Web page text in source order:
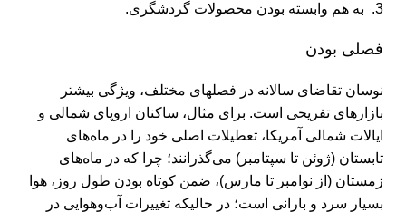
به هم وابسته ‎‌بودن محصولات گردشگری.
فصلی ‎بودن
نوسان تقاضای سالانه در فصل‎های مختلف، ویژگی بیشتر
بازارهای تفریحی است. برای مثال، ساکنان اروپای شمالی و
ایالات شمالی آمریکا، تعطیلات اصلی خود را در ماه‌های
تابستان (ژوئن تا سپتامبر) می‌گذرانند؛ چرا که در ماه‌های
زمستان (از نوامبر تا مارس)، ضمن کوتاه‎‌‌ بودن طول روز، هوا
بسیار سرد و بارانی است؛ در حالیکه تغییرات آب‌وهوایی در